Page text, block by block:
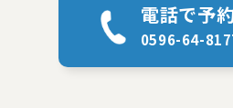
電話で予
0596-64-